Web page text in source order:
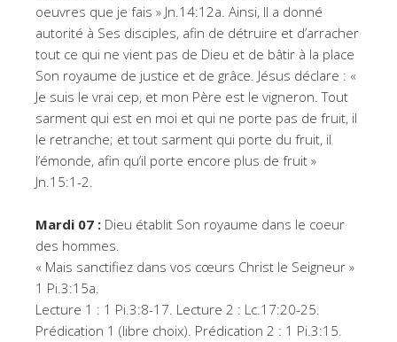
oeuvres que je fais » Jn.14:12a. Ainsi, Il a donné
autorité à Ses disciples, afin de détruire et d’arracher
tout ce qui ne vient pas de Dieu et de bâtir à la place
Son royaume de justice et de grâce. Jésus déclare : «
Je suis le vrai cep, et mon Père est le vigneron. Tout
sarment qui est en moi et qui ne porte pas de fruit, il
le retranche; et tout sarment qui porte du fruit, il
l’émonde, afin qu’il porte encore plus de fruit »
Jn.15:1-2.
Mardi 07 : Dieu établit Son royaume dans le coeur
des hommes.
« Mais sanctifiez dans vos cœurs Christ le Seigneur »
1 Pi.3:15a.
Lecture 1 : 1 Pi.3:8-17. Lecture 2 : Lc.17:20-25.
Prédication 1 (libre choix). Prédication 2 : 1 Pi.3:15.